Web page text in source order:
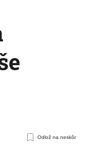
Odlož na neskôr